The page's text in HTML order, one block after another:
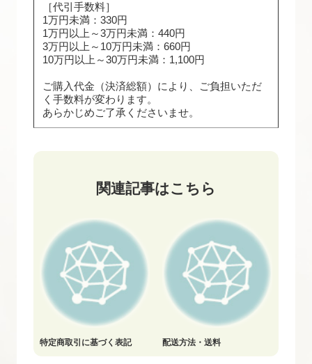
［代引手数料］
1万円未満：330円
1万円以上～3万円未満：440円
3万円以上～10万円未満：660円
10万円以上～30万円未満：1,100円
ご購入代金（決済総額）により、ご負担いただ
く手数料が変わります。
あらかじめご了承くださいませ。
関連記事はこちら
特定商取引に基づく表記 配送方法・送料